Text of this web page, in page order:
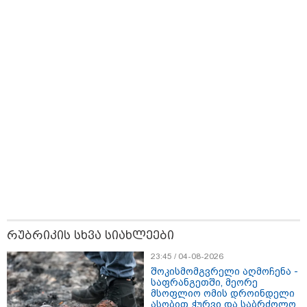
"4 დღე უწყლოდ და უპუროდ
დავუბრუნეთ" - ქართველი
მეზღვაური წერს, რომ 36
მიგრანტი, მათ შორის, ორსული
გოგონა გადაარჩინა
რუბრიკის სხვა სიახლეები
23:45 / 04-08-2026
შოკისმომგვრელი აღმოჩენა -
საფრანგეთში, მეორე
მსოფლიო ომის დროინდელი
ასობით ჭურვი და საბრძოლო